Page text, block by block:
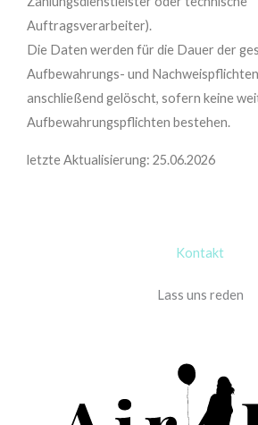
Auftragsverarbeiter).
Die Daten werden für die Dauer der
Aufbewahrungs- und
anschließend gelöscht, sofern keine
Aufbewahrungspflichten bestehen.
letzte Aktualisierung: 25.06.2026
Kontakt
Lass uns reden